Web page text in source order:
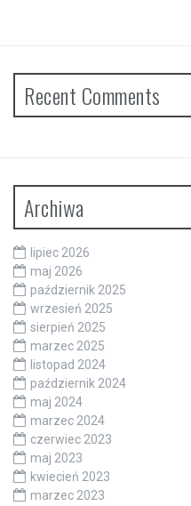
Recent Comments
Archiwa
lipiec 2026
maj 2026
październik 2025
wrzesień 2025
sierpień 2025
marzec 2025
listopad 2024
październik 2024
maj 2024
marzec 2024
czerwiec 2023
maj 2023
kwiecień 2023
marzec 2023